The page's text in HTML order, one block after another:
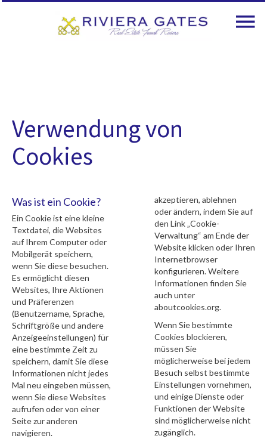
Verwendung von
Cookies
Was ist ein Cookie?
Ein Cookie ist eine kleine
Textdatei, die Websites
auf Ihrem Computer oder
Mobilgerät speichern,
wenn Sie diese besuchen.
Es ermöglicht diesen
Websites, Ihre Aktionen
und Präferenzen
(Benutzername, Sprache,
Schriftgröße und andere
Anzeigeeinstellungen) für
eine bestimmte Zeit zu
speichern, damit Sie diese
Informationen nicht jedes
Mal neu eingeben müssen,
wenn Sie diese Websites
aufrufen oder von einer
Seite zur anderen
navigieren.
akzeptieren, ablehnen
oder ändern, indem Sie auf
den Link „Cookie-
Verwaltung“ am Ende der
Website klicken oder Ihren
Internetbrowser
konfigurieren. Weitere
Informationen finden Sie
auch unter
aboutcookies.org.
Wenn Sie bestimmte
Cookies blockieren,
müssen Sie
möglicherweise bei jedem
Besuch selbst bestimmte
Einstellungen vornehmen,
und einige Dienste oder
Funktionen der Website
sind möglicherweise nicht
zugänglich.